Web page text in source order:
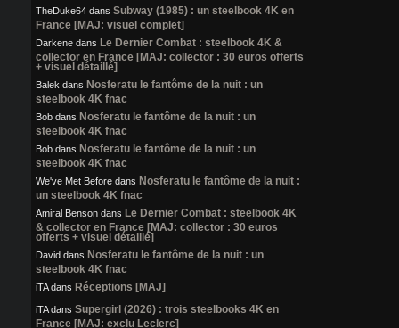
TheDuke64 dans Subway (1985) : un steelbook 4K en
France [MAJ: visuel complet]
Darkene dans Le Dernier Combat : steelbook 4K &
collector en France [MAJ: collector : 30 euros offerts
+ visuel détaillé]
Balek dans Nosferatu le fantôme de la nuit : un
steelbook 4K fnac
Bob dans Nosferatu le fantôme de la nuit : un
steelbook 4K fnac
Bob dans Nosferatu le fantôme de la nuit : un
steelbook 4K fnac
We've Met Before dans Nosferatu le fantôme de la nuit :
un steelbook 4K fnac
Amiral Benson dans Le Dernier Combat : steelbook 4K
& collector en France [MAJ: collector : 30 euros
offerts + visuel détaillé]
David dans Nosferatu le fantôme de la nuit : un
steelbook 4K fnac
iTAdans Réceptions [MAJ]
iTAdans Supergirl (2026) : trois steelbooks 4K en
France [MAJ: exclu Leclerc]